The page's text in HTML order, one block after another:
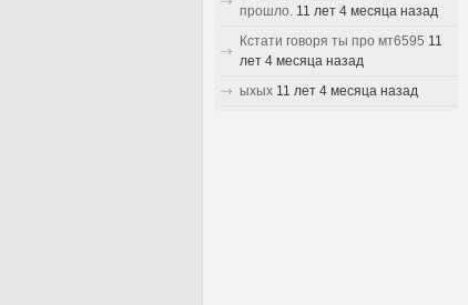
прошло. 11 лет 4 месяца назад
Кстати говоря ты про мт6595 11
лет 4 месяца назад
ыхых 11 лет 4 месяца назад